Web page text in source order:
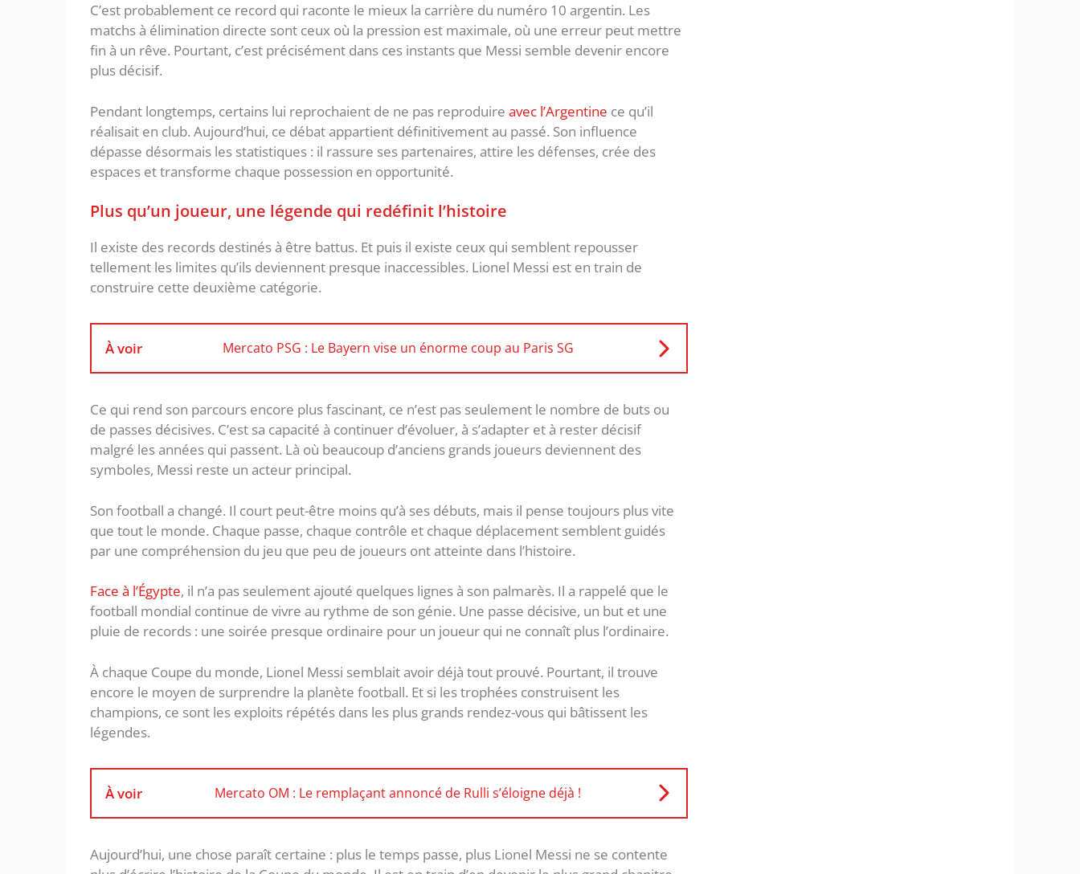
C’est probablement ce record qui raconte le mieux la carrière du numéro 10 argentin. Les
matchs à élimination directe sont ceux où la pression est maximale, où une erreur peut mettre
fin à un rêve. Pourtant, c’est précisément dans ces instants que Messi semble devenir encore
plus décisif.
Pendant longtemps, certains lui reprochaient de ne pas reproduire avec l’Argentine ce qu’il
réalisait en club. Aujourd’hui, ce débat appartient définitivement au passé. Son influence
dépasse désormais les statistiques : il rassure ses partenaires, attire les défenses, crée des
espaces et transforme chaque possession en opportunité.
Plus qu’un joueur, une légende qui redéfinit l’histoire
Il existe des records destinés à être battus. Et puis il existe ceux qui semblent repousser
tellement les limites qu’ils deviennent presque inaccessibles. Lionel Messi est en train de
construire cette deuxième catégorie.
À voir Mercato PSG : Le Bayern vise un énorme coup au Paris SG
Ce qui rend son parcours encore plus fascinant, ce n’est pas seulement le nombre de buts ou
de passes décisives. C’est sa capacité à continuer d’évoluer, à s’adapter et à rester décisif
malgré les années qui passent. Là où beaucoup d’anciens grands joueurs deviennent des
symboles, Messi reste un acteur principal.
Son football a changé. Il court peut-être moins qu’à ses débuts, mais il pense toujours plus vite
que tout le monde. Chaque passe, chaque contrôle et chaque déplacement semblent guidés
par une compréhension du jeu que peu de joueurs ont atteinte dans l’histoire.
Face à l’Égypte, il n’a pas seulement ajouté quelques lignes à son palmarès. Il a rappelé que le
football mondial continue de vivre au rythme de son génie. Une passe décisive, un but et une
pluie de records : une soirée presque ordinaire pour un joueur qui ne connaît plus l’ordinaire.
À chaque Coupe du monde, Lionel Messi semblait avoir déjà tout prouvé. Pourtant, il trouve
encore le moyen de surprendre la planète football. Et si les trophées construisent les
champions, ce sont les exploits répétés dans les plus grands rendez-vous qui bâtissent les
légendes.
À voir Mercato OM : Le remplaçant annoncé de Rulli s’éloigne déjà !
Aujourd’hui, une chose paraît certaine : plus le temps passe, plus Lionel Messi ne se contente